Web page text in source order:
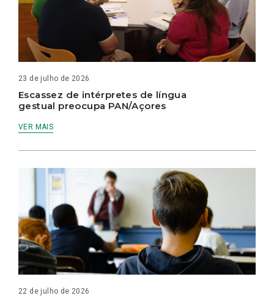
23 de julho de 2026
Escassez de intérpretes de língua
gestual preocupa PAN/Açores
VER MAIS
22 de julho de 2026